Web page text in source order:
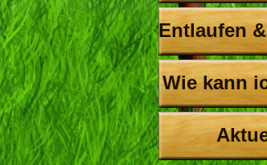
Entlaufen
Wie kann